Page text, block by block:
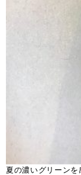
夏の濃いグリーン